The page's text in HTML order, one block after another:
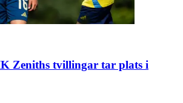
Zeniths tvillingar tar plats i